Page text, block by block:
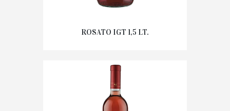
ROSATO IGT 1,5 LT.